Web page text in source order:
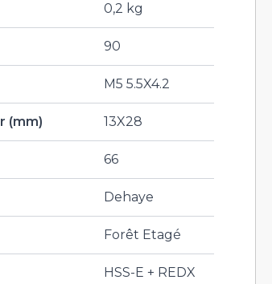
0,2 kg
90
M5 5.5X4.2
(mm) 13X28
66
Dehaye
Forêt Etagé
HSS-E + REDX